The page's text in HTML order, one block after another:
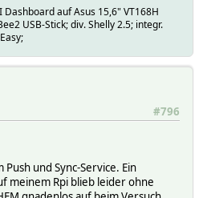
Dashboard auf Asus 15,6" VT168H
USB-Stick; div. Shelly 2.5; integr.
#796
und Sync-Service. Ein
meinem Rpi blieb leider ohne